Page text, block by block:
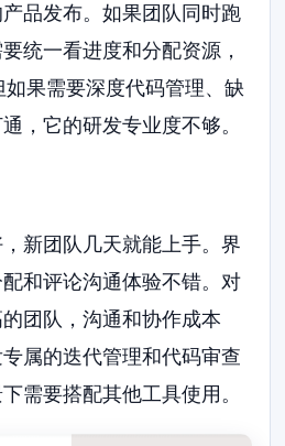
品发布。如果团队同时跑
统一看进度和分配资源，
果需要深度代码管理、缺
，它的研发专业度不够。
新团队几天就能上手。界
和评论沟通体验不错。对
团队，沟通和协作成本
属的迭代管理和代码审查
需要搭配其他工具使用。